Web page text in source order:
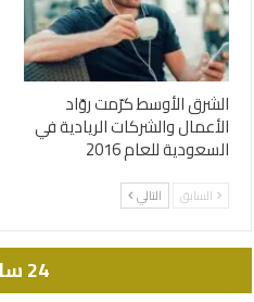
الشرق الأوسط كرّمت روّاد
الأعمال والشركات الريادية في
السعودية للعام 2016
السابق التالي
24 ساعة